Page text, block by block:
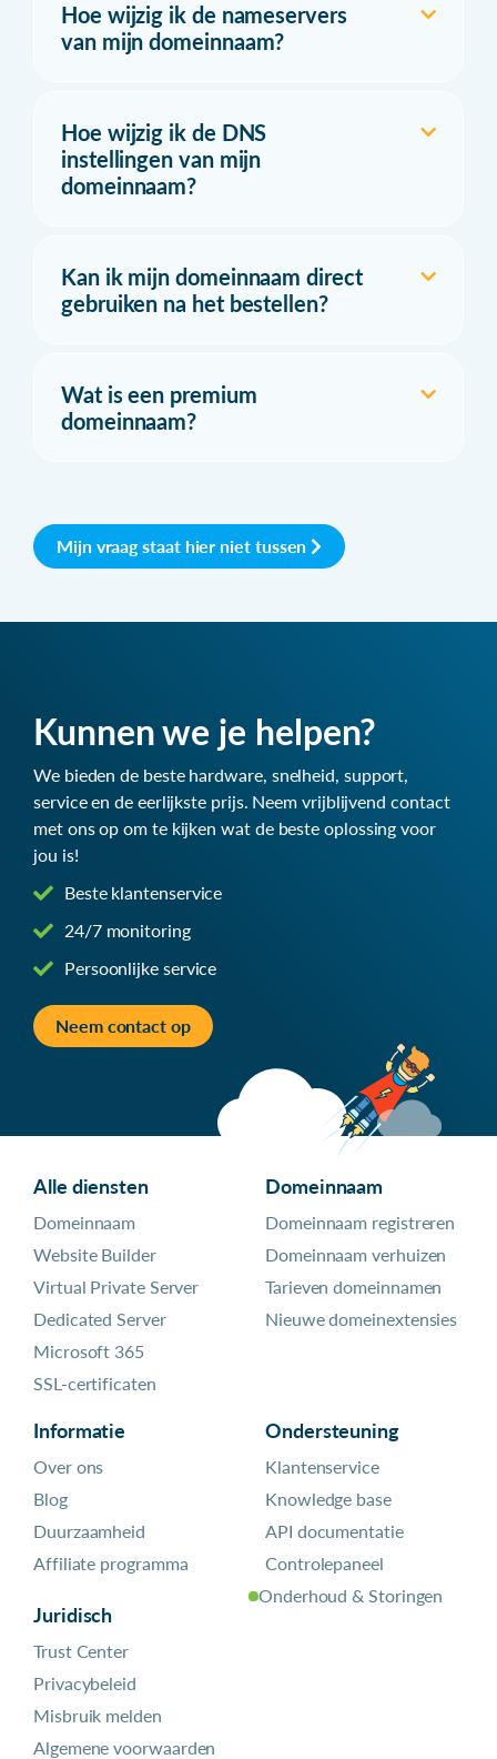
Hoe wijzig ik de nameservers
van mijn domeinnaam?
Hoe wijzig ik de DNS
instellingen van mijn
domeinnaam?
Kan ik mijn domeinnaam direct
gebruiken na het bestellen?
Wat is een premium
domeinnaam?
Mijn vraag staat hier niet tussen
Kunnen we je helpen?
We bieden de beste hardware, snelheid, support,
service en de eerlijkste prijs. Neem vrijblijvend contact
met ons op om te kijken wat de beste oplossing voor
jou is!
Beste klantenservice
24/7 monitoring
Persoonlijke service
Neem contact op
Alle diensten
Domeinnaam
Website Builder
Virtual Private Server
Dedicated Server
Microsoft 365
SSL-certificaten
Domeinnaam
Domeinnaam registreren
Domeinnaam verhuizen
Tarieven domeinnamen
Nieuwe domeinextensies
Informatie
Over ons
Blog
Duurzaamheid
Affiliate programma
Juridisch
Trust Center
Privacybeleid
Misbruik melden
Algemene voorwaarden
Ondersteuning
Klantenservice
Knowledge base
API documentatie
Controlepaneel
Onderhoud & Storingen